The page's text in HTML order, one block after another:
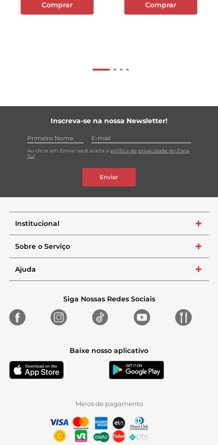
Comprar Comprar
Inscreva-se na nossa Newsletter!
Ao clicar em Enviar você aceita a política de privacidade do Zona
Sul
Enviar
Institucional +
Sobre o Serviço +
Ajuda +
Siga Nossas Redes Sociais
Baixe nosso aplicativo
Meios de pagamento